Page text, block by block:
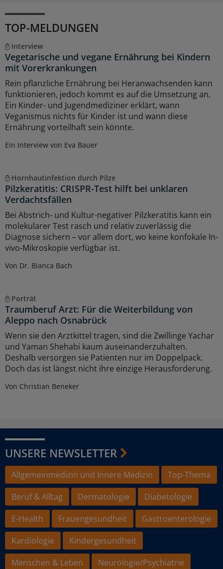
TOP-MELDUNGEN
Interview
Vegetarische und vegane Ernährung bei Kindern
mit Vorerkrankungen
Rein pflanzliche Ernährung bei Heranwachsenden kann
funktionieren, jedoch kommt es auf die Umsetzung an.
Ein Kinder- und Jugendmediziner erklärt, wann
Veganismus nichts für Kinder ist und wann diese
Ernährung vorteilhaft sein könnte.
Ein Interview von Eva Bauer
Hornhautinfektion durch Pilze
Pilzkeratitis: CRISPR-Test hilft bei unklaren
Verdachtsfällen
Bei Abstrich- und Kultur-negativer Pilzkeratitis kann ein
molekularer Test rasch und relativ zuverlässig die
Diagnose sichern – vor allem dort, wo keine konfokale In-
vivo-Mikroskopie verfügbar ist.
Von Dr. Bianca Bach
Porträt
Traumberuf Arzt: Für die Weiterbildung von
Aleppo nach Osnabrück
Wenn sie den Arztkittel tragen, sind die Zwillinge Yachar
und Yaman Shehabi kaum auseinanderzuhalten.
Deshalb versorgen sie Patienten nur im Doppelpack.
Doch das ist längst nicht ihre einzige Herausforderung.
Von Christian Beneker
UNSERE NEWSLETTER
Allgemeinmedizin und Innere Medizin
Top-Thema
Beruf & Alltag
Dermatologie
Diabetologie
E-Health
Frauengesundheit
Gastroenterologie
Kardiologie
Kindergesundheit
Menschen & Leben
Neurologie/Psychiatrie